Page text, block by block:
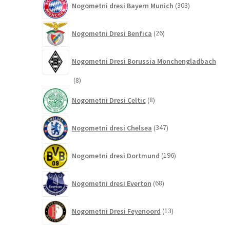
Nogometni dresi Bayern Munich 303izdelki
Nogometni Dresi Benfica 26izdelkov
Nogometni Dresi Borussia Monchengladbach
88
Nogometni Dresi Celtic 8izdelkov
Nogometni dresi Chelsea 347izdelkov
Nogometni dresi Dortmund 196izdelkov
Nogometni dresi Everton 68izdelkov
Nogometni Dresi Feyenoord 13izdelkov